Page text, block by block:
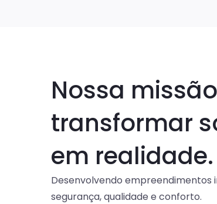
Nossa
transformar
em realidade.
Desenvolvendo empreendimentos
segurança, qualidade e conforto.